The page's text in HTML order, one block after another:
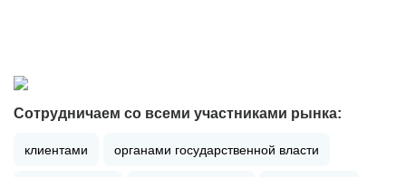
Сотрудничаем со всеми участниками рынка:
клиентами органами государственной власти